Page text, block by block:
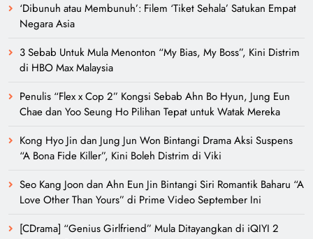
‘Dibunuh atau Membunuh’: Filem ‘Tiket Sehala’ Satukan Empat
Negara Asia
3 Sebab Untuk Mula Menonton “My Bias, My Boss”, Kini Distrim
di HBO Max Malaysia
Penulis “Flex x Cop 2” Kongsi Sebab Ahn Bo Hyun, Jung Eun
Chae dan Yoo Seung Ho Pilihan Tepat untuk Watak Mereka
Kong Hyo Jin dan Jung Jun Won Bintangi Drama Aksi Suspens
“A Bona Fide Killer”, Kini Boleh Distrim di Viki
Seo Kang Joon dan Ahn Eun Jin Bintangi Siri Romantik Baharu “A
Love Other Than Yours” di Prime Video September Ini
[CDrama] “Genius Girlfriend” Mula Ditayangkan di iQIYI 2